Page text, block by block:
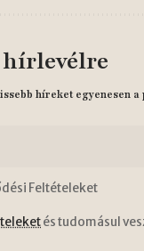
hírlevélre
híreket egyenesen a
Feltételeket
és tudomásul